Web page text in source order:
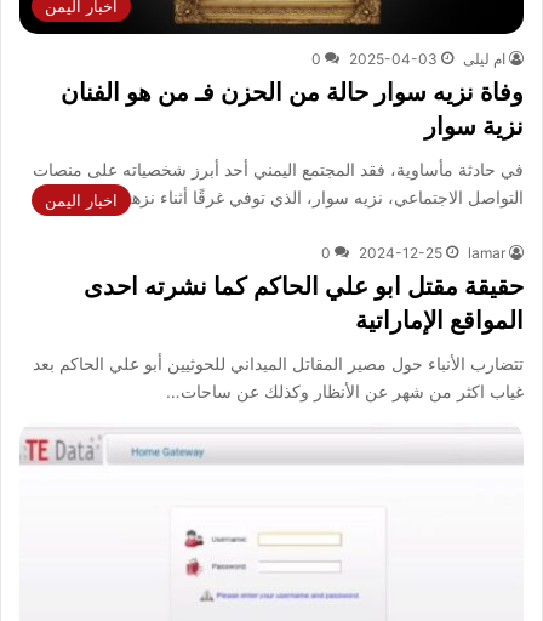
اخبار اليمن
ام ليلى 2025-04-03
0
وفاة نزيه سوار حالة من الحزن فـ من هو الفنان
نزية سوار
في حادثة مأساوية، فقد المجتمع اليمني أحد أبرز شخصياته على منصات
التواصل الاجتماعي، نزيه سوار، الذي توفي غرقًا أثناء نزهة…اخبار اليمن
lamar
2024-12-25
0
حقيقة مقتل ابو علي الحاكم كما نشرته احدى
المواقع الإماراتية
تتضارب الأنباء حول مصير المقاتل الميداني للحوثيين أبو علي الحاكم بعد
غياب اكثر من شهر عن الأنظار وكذلك عن ساحات…